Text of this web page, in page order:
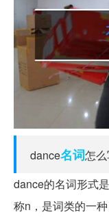
dance名词怎
dance的名词形式
称n，是词类的一